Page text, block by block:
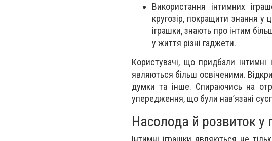
Використання інтимних
кругозір, покращити знання у
іграшки, знають про інтим
у життя різні гаджети.
Користувачі, що придбали
являються більш освіченими.
думки та інше. Спираючись на
упередження, що були нав’язані
Насолода й розвиток у